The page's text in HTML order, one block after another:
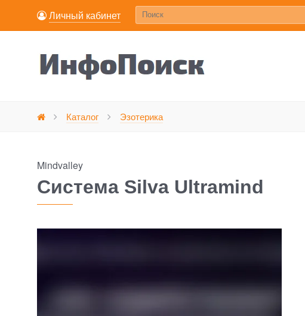
Личный кабинет
Каталог Эзотерика
Mindvalley
Система Silva Ultramind